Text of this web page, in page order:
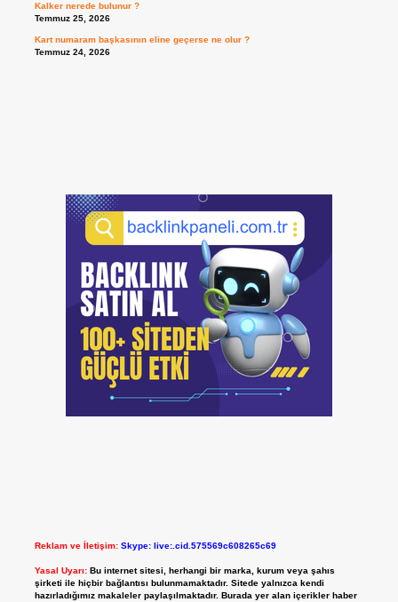
Kalker nerede bulunur ?
Temmuz 25, 2026
Kart numaram başkasının eline geçerse ne olur ?
Temmuz 24, 2026
Reklam ve İletişim: Skype: live:.cid.575569c608265c69
Yasal Uyarı: Bu internet sitesi, herhangi bir marka, kurum veya şahıs
şirketi ile hiçbir bağlantısı bulunmamaktadır. Sitede yalnızca kendi
hazırladığımız makaleler paylaşılmaktadır. Burada yer alan içerikler haber